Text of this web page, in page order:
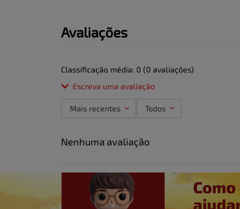
Avaliações
Classificação média: 0 (0 avaliações)
Escreva uma avaliação
Título
Avalie o produto de 1 a 5 estrelas
★★★★★
Mais recentes Todos
Nenhuma avaliação